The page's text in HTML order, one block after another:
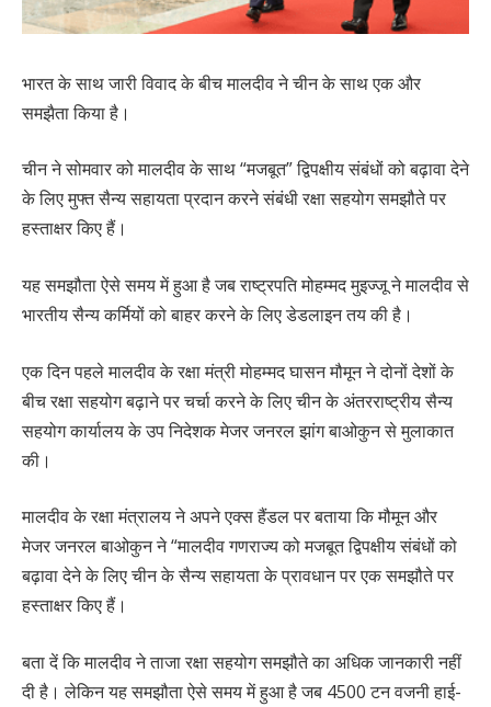
भारत के साथ जारी विवाद के बीच मालदीव ने चीन के साथ एक और
समझैता किया है।
चीन ने सोमवार को मालदीव के साथ “मजबूत” द्विपक्षीय संबंधों को बढ़ावा देने
के लिए मुफ्त सैन्य सहायता प्रदान करने संबंधी रक्षा सहयोग समझौते पर
हस्ताक्षर किए हैं।
यह समझौता ऐसे समय में हुआ है जब राष्ट्रपति मोहम्मद मुइज्जू ने मालदीव से
भारतीय सैन्य कर्मियों को बाहर करने के लिए डेडलाइन तय की है।
एक दिन पहले मालदीव के रक्षा मंत्री मोहम्मद घासन मौमून ने दोनों देशों के
बीच रक्षा सहयोग बढ़ाने पर चर्चा करने के लिए चीन के अंतरराष्ट्रीय सैन्य
सहयोग कार्यालय के उप निदेशक मेजर जनरल झांग बाओकुन से मुलाकात
की।
मालदीव के रक्षा मंत्रालय ने अपने एक्स हैंडल पर बताया कि मौमून और
मेजर जनरल बाओकुन ने “मालदीव गणराज्य को मजबूत द्विपक्षीय संबंधों को
बढ़ावा देने के लिए चीन के सैन्य सहायता के प्रावधान पर एक समझौते पर
हस्ताक्षर किए हैं।
बता दें कि मालदीव ने ताजा रक्षा सहयोग समझौते का अधिक जानकारी नहीं
दी है। लेकिन यह समझौता ऐसे समय में हुआ है जब 4500 टन वजनी हाई-